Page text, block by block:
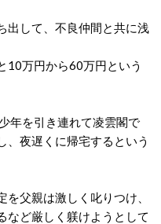
出して、不良仲間と共に浅
10万円から60万円という
年を引き連れて凌雲閣で
、夜遅くに帰宅するという
を父親は激しく叱りつけ、
など厳しく躾けようとして